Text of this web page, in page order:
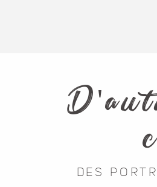
DES